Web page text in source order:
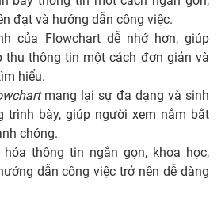
đạt và hướng dẫn công việc.
của Flowchart dễ nhớ hơn, giúp
thu thông tin một cách đơn giản và
hiểu.
mang lại sự đa dạng và sinh
trình bày, giúp người xem nắm bắt
chóng.
thông tin ngắn gọn, khoa học,
dẫn công việc trở nên dễ dàng